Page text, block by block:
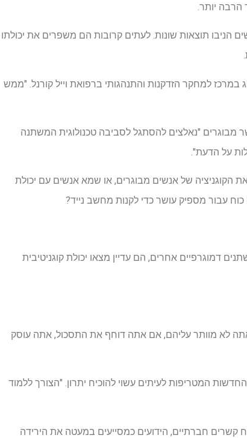
הרבה יותר.
הניבו תוצאות שונות. לעתים קרובות הם משפרים את יכולתו
במרכז למחקר הזדקנות והתנהגותי ברפואת וייל קורנל. "ממש
"נאלצים להסתגל לסביבה טכנולוגית המשתנה
על הדעת".
הקוגניציה של אנשים מבוגרים, או שמא אנשים עם יכולת
כוח עבור מספיק עושר כדי לקנות מחשב נייד?
דמוגרפיים אחרים, הם עדיין מצאו יכולת קוגניטיבית
לא מוותר עליהם, אם אתה דוחף את התסכול, אתה עוסק
המטריפות לעיתים עשוי להוכיח יתרון. "הצורך ללמוד
קשרים חברתיים, הידועים כמסייעים במעטה את הירידה